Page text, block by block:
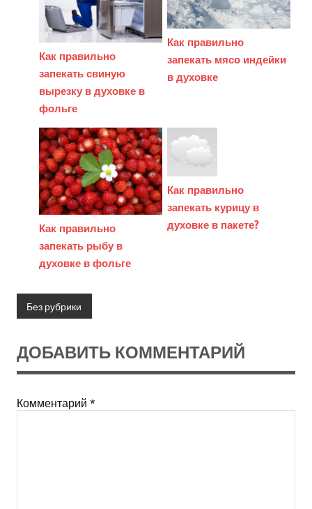
Как правильно
запекать свиную
вырезку в духовке в
фольге
Как правильно
запекать мясо индейки
в духовке
Как правильно
запекать рыбу в
духовке в фольге
Как правильно
запекать курицу в
духовке в пакете?
Без рубрики
ДОБАВИТЬ КОММЕНТАРИЙ
Комментарий *